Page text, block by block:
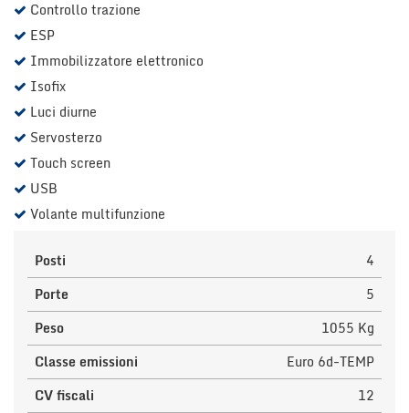
Controllo trazione
ESP
Immobilizzatore elettronico
Isofix
Luci diurne
Servosterzo
Touch screen
USB
Volante multifunzione
Posti
4
Porte
5
Peso
1055 Kg
Classe emissioni
Euro 6d-TEMP
CV fiscali
12